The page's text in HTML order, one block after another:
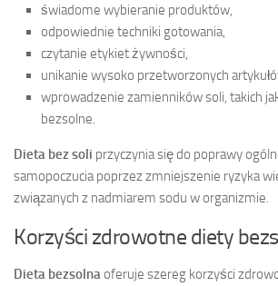
świadome wybieranie produktów,
odpowiednie techniki gotowania,
czytanie etykiet żywności,
unikanie wysoko przetworzonych
wprowadzenie zamienników soli, takich
bezsolne.
Dieta bez soli przyczynia się do poprawy
samopoczucia poprzez zmniejszenie ryzyka
związanych z nadmiarem sodu w organizmie.
Korzyści zdrowotne diety
Dieta bezsolnaoferuje szereg korzyści